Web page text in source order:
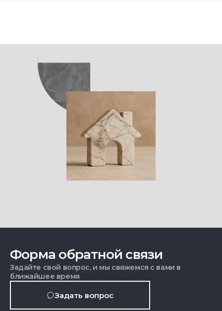
Форма обратной связи
Задайте свой вопрос, и мы свяжемся с вами в
ближайшее время
Задать вопрос